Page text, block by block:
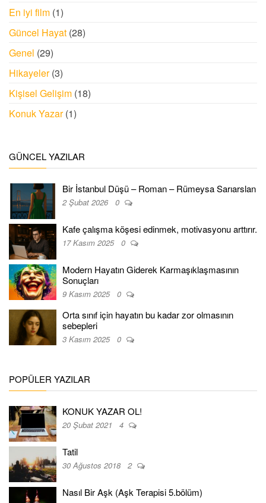
En iyi film (1)
Güncel Hayat (28)
Genel (29)
Hikayeler(3)
Kişisel Gelişim (18)
Konuk Yazar(1)
GÜNCEL YAZILAR
Bir İstanbul Düşü – Roman – Rümeysa Sarıarslan
2 Şubat 2026 0
Kafe çalışma köşesi edinmek, motivasyonu arttırır.
17 Kasım 2025 0
Modern Hayatın Giderek Karmaşıklaşmasının
Sonuçları
9 Kasım 2025 0
Orta sınıf için hayatın bu kadar zor olmasının
sebepleri
3 Kasım 2025 0
POPÜLER YAZILAR
KONUK YAZAR OL!
20 Şubat 2021 4
Tatil
30 Ağustos 2018 2
Nasıl Bir Aşk (Aşk Terapisi 5.bölüm)